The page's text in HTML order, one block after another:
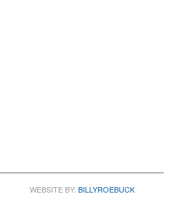
WEBSITE BY: BILLYROEBUCK